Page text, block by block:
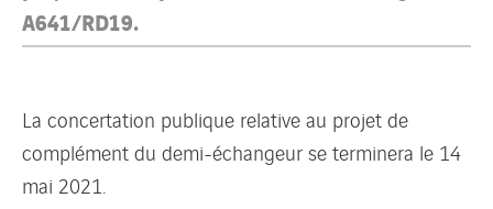
A641/RD19.
La concertation publique relative au projet de
complément du demi-échangeur se terminera le 14
mai 2021.